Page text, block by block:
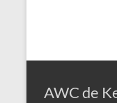
AWC de